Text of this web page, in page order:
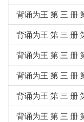
背诵为王 第 三 册
背诵为王 第 三 册
背诵为王 第 三 册
背诵为王 第 三 册
背诵为王 第 三 册
背诵为王 第 三 册